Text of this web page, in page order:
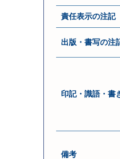
責任表示の注記
出版・書写の注
印記・識語・書
備考